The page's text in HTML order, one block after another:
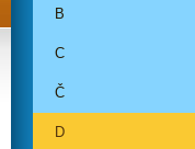
B
C
Č
D